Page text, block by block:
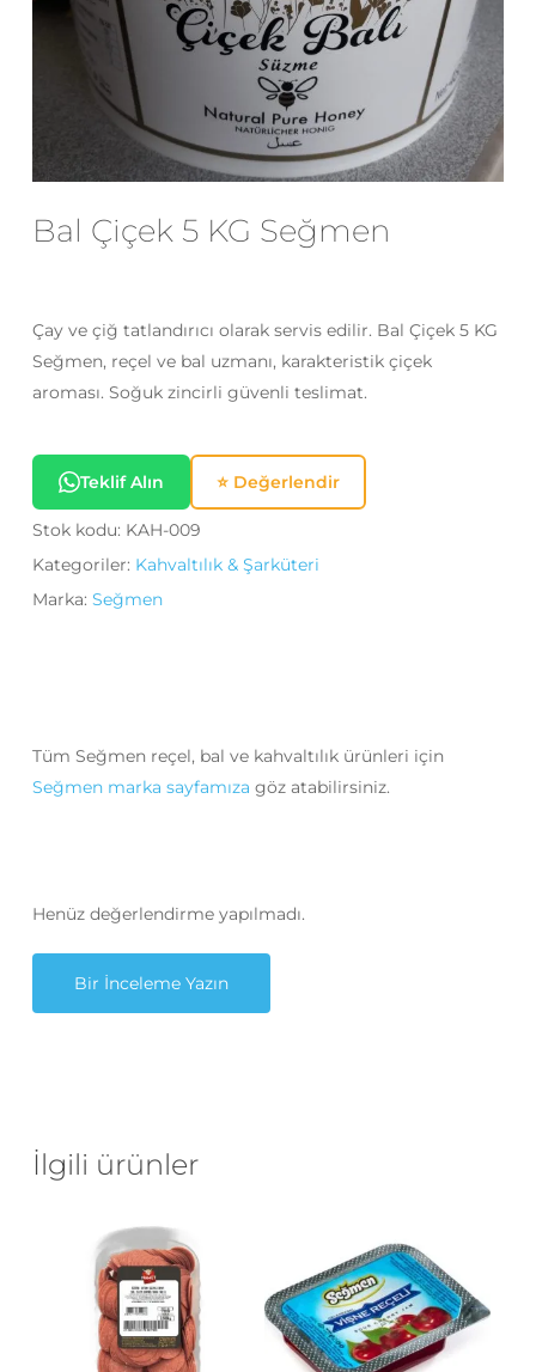
Bal Çiçek 5 KG Seğmen
Çay ve çiğ tatlandırıcı olarak servis edilir. Bal Çiçek 5 KG
Seğmen, reçel ve bal uzmanı, karakteristik çiçek
aroması. Soğuk zincirli güvenli teslimat.
Teklif Alın ⭐ Değerlendir
Stok kodu: KAH-009
Kategoriler: Kahvaltılık & Şarküteri
Marka: Seğmen
Tüm Seğmen reçel, bal ve kahvaltılık ürünleri için
Seğmen marka sayfamıza göz atabilirsiniz.
Henüz değerlendirme yapılmadı.
Bir İnceleme Yazın
İlgili ürünler
E-posta*
Daha sonraki yorumlarımda
kullanılması için adım, e-posta adresim
kaydedilsin.